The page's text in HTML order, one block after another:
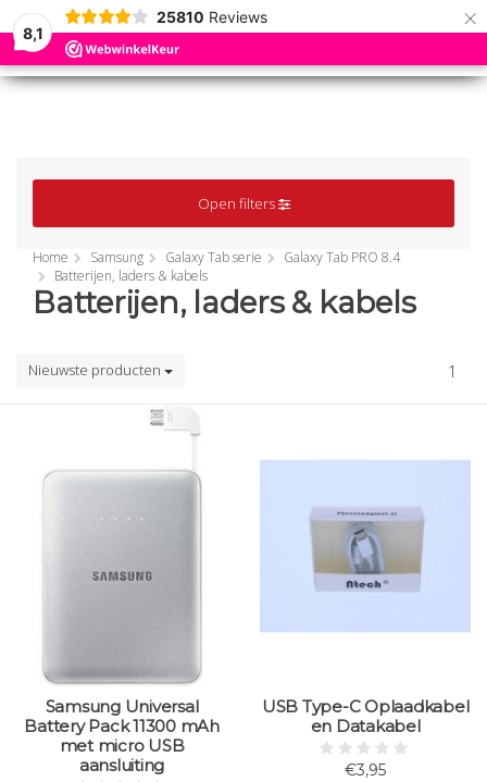
8,1
25810 Reviews ×
MENU
MENU
Open filters
Home Samsung Galaxy Tab serie
Galaxy Tab PRO 8.4
Batterijen, laders & kabels
Batterijen, laders & kabels
Nieuwste producten 1
Samsung Universal
Battery Pack 11300 mAh
met micro USB
aansluiting
USB Type-C Oplaadkabel
en Datakabel
€3,95